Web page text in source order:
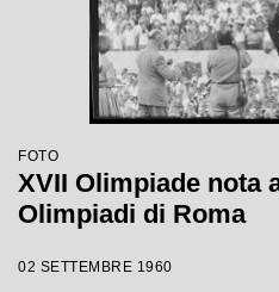
FOTO
XVII Olimpiade nota
Olimpiadi di Roma
02 SETTEMBRE 1960